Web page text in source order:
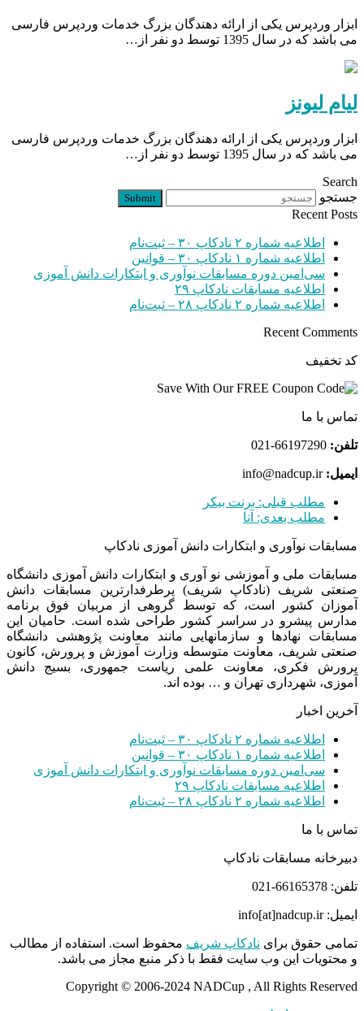
ابزار وردپرس یکی از ارائه دهندگان بزرگ خدمات وردپرس فارسی
می باشد که در سال 1395 توسط دو نفر از…
لیام لیونز
ابزار وردپرس یکی از ارائه دهندگان بزرگ خدمات وردپرس فارسی
می باشد که در سال 1395 توسط دو نفر از…
Search
جستجو
Submit
Recent Posts
اطلاعیه شماره ۲ نادکاپ ۳۰ – ثبت‌نام
اطلاعیه شماره ۱ نادکاپ ۳۰ – قوانین
سی‌امین دوره مسابقات نوآوری و ابتکارات دانش آموزی
اطلاعیه مسابقات نادکاپ ۲۹
اطلاعیه شماره ۲ نادکاپ ۲۸ – ثبت‌نام
Recent Comments
کد تخفیف
تماس با ما
تلفن:
ایمیل: info@nadcup.ir
مطلب قبلی: برنت بیکر
مطلب بعدی: آنا
مسابقات نوآوری و ابتکارات دانش آموزی نادکاپ
مسابقات ملی و آموزشی نو آوری و ابتکارات دانش آموزی دانشگاه
صنعتی شریف (نادکاپ شریف) پرطرفدارترین مسابقات دانش
آموزان کشور است، که توسط گروهی از مربیان فوق برنامه
مدارس پیشرو در سراسر کشور طراحی شده است. حامیان این
مسابقات نهادها و سازمانهایی مانند معاونت پژوهشی دانشگاه
صنعتی شریف، معاونت متوسطه وزارت آموزش و پرورش، کانون
پرورش فکری، معاونت علمی ریاست جمهوری، بسیج دانش
آموزی، شهرداری تهران و … بوده اند.
آخرین اخبار
اطلاعیه شماره ۲ نادکاپ ۳۰ – ثبت‌نام
اطلاعیه شماره ۱ نادکاپ ۳۰ – قوانین
سی‌امین دوره مسابقات نوآوری و ابتکارات دانش آموزی
اطلاعیه مسابقات نادکاپ ۲۹
اطلاعیه شماره ۲ نادکاپ ۲۸ – ثبت‌نام
تماس با ما
دبیرخانه مسابقات نادکاپ
تلفن: 66165378-021
ایمیل: info[at]nadcup.ir
تمامی حقوق برای نادکاپ شریف محفوظ است. استفاده از مطالب
و محتویات این وب سایت فقط با ذکر منبع مجاز می باشد.
Copyright © 2006-2024 NADCup , All Rights Reserved